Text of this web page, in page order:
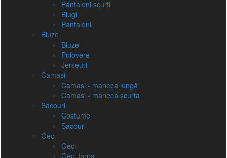
Pantaloni scurti
Blugi
Pantaloni
Bluze
Bluze
Pulovere
Jerseuri
Camasi
Camasi - maneca lungă
Camasi - maneca scurta
Sacouri
Costume
Sacouri
Geci
Geci
Geci Iarna